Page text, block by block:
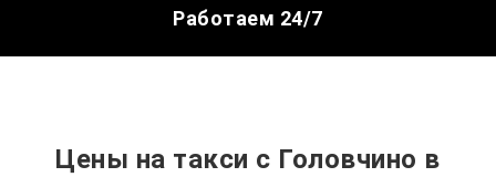
Работаем 24/7
Цены на такси с Головчино в